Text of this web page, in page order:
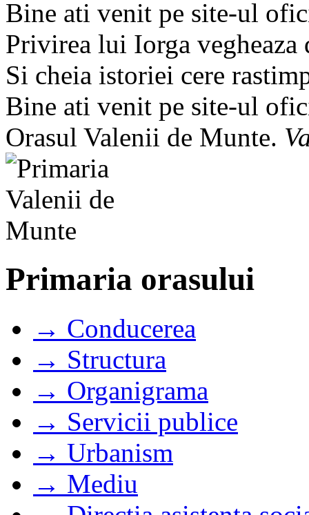
Bine ati venit pe site-ul
Privirea lui Iorga
Si cheia istoriei cere
Bine ati venit pe site-ul
Orasul Valenii de Munte.
Primaria orasului
→ Conducerea
→ Structura
→ Organigrama
→ Servicii publice
→ Urbanism
→ Mediu